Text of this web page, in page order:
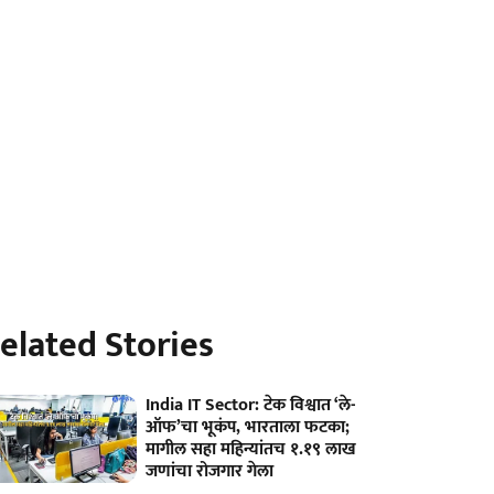
Stories
India IT Sector: टेक विश्वात ‘ले-
ऑफ’चा भूकंप, भारताला फटका;
मागील सहा महिन्यांतच १.१९ लाख
जणांचा रोजगार गेला